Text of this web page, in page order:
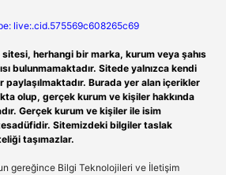
live:.cid.575569c608265c69
herhangi bir marka, kurum veya şahıs
bulunmamaktadır. Sitede yalnızca kendi
paylaşılmaktadır. Burada yer alan içerikler
olup, gerçek kurum ve kişiler hakkında
Gerçek kurum ve kişiler ile isim
Sitemizdeki bilgiler taslak
taşımazlar.
gereğince Bilgi Teknolojileri ve İletişim